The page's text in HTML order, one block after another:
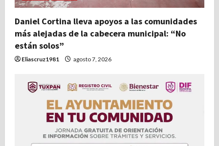
Daniel Cortina lleva apoyos a las comunidades
más alejadas de la cabecera municipal: “No
están solos”
Eliascruz1981 agosto 7, 2026